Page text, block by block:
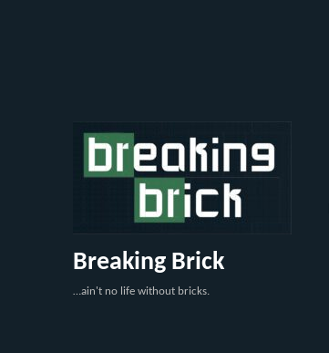
Breaking Brick
…ain't no life without bricks.